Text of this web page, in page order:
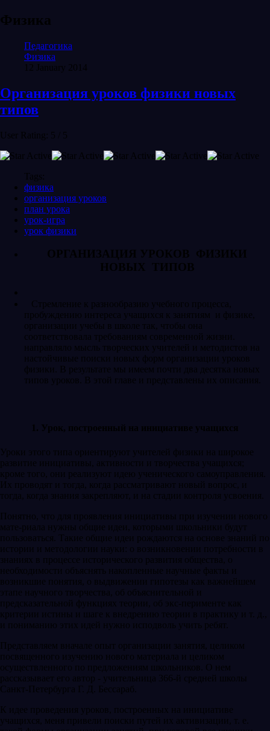
Физика
Педагогика
Физика
12 January 2014
Организация уроков физики новых
типов
User Rating: 5 5
Tags:
физика
организация уроков
план урока
урок-игра
урок физики
ОРГАНИЗАЦИЯ УРОКОВ ФИЗИКИ
НОВЫХ ТИПОВ
Стремление к разнообразию учебного процесса,
пробуждению интереса учащихся к занятиям и физике,
организации учебы в школе так, чтобы она
соответствовала требованиям современ­ной жизни.
направляло мысль творческих учителей и методистов на
настойчивые поиски новых форм организации уроков
физики. В результате мы имеем почти два десятка новых
типов уроков. В этой главе и представлены их описания.
1. Урок, построенный на инициативе учащихся
Уроки этого типа ориентируют учителей физики на широкое
развитие инициативы, активности и творчества учащихся;
кроме того, они реализуют идею ученического самоуправления.
Их проводят и тогда, когда рассматривают новый вопрос, и
тогда, когда знания закрепляют, и на стадии контроля усвоения.
Понятно, что для проявления инициативы при изучении нового
мате-риала нужны общие идеи, которыми школьники будут
пользоваться. Такие общие идеи рождаются на основе знаний по
истории и методологии науки: о возникновении потребности в
знаниях в процессе исторического развития общества, о
необходимости объяснять накопленные научные факты и
возникшие понятия, о выдвижении гипотезы как важнейшем
этапе научного творчества, об объяснительной и
предсказательной функциях теории, об экс-перименте как
критерии истины и шаге к внедрению теории в практику и т. д.,
и пониманию этих идей нужно исподволь учить ребят.
Представляем вначале опыт организации занятия, целиком
посвященного изучению нового материала и целиком
осуществленного по предложениям школьников. О нем
рассказывает его автор - учительница 366-й средней школы
Санкт-Петербурга Г. Д. Бессараб.
К идее проведения уроков, построенных на инициативе
учащихся, меня привели поиски путей их активизации, т. е.